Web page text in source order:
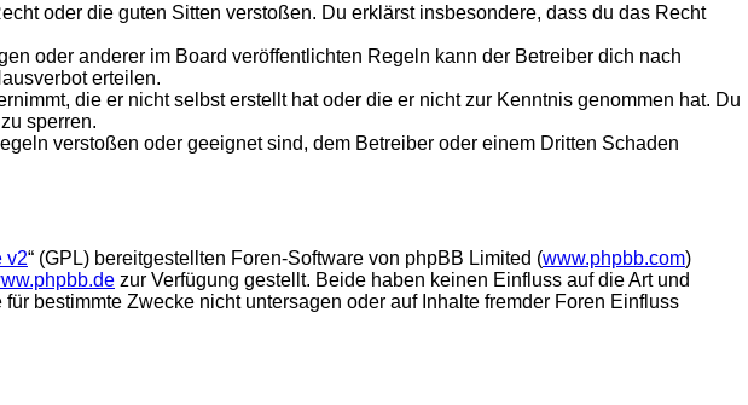
oder die guten Sitten verstoßen. Du erklärst insbesondere, dass du das Recht
oder anderer im Board veröffentlichten Regeln kann der Betreiber dich nach
erteilen.
die er nicht selbst erstellt hat oder die er nicht zur Kenntnis genommen hat. Du
sperren.
verstoßen oder geeignet sind, dem Betreiber oder einem Dritten Schaden
v2“ (GPL) bereitgestellten Foren-Software von phpBB Limited (www.phpbb.com)
zur Verfügung gestellt. Beide haben keinen Einfluss auf die Art und
bestimmte Zwecke nicht untersagen oder auf Inhalte fremder Foren Einfluss